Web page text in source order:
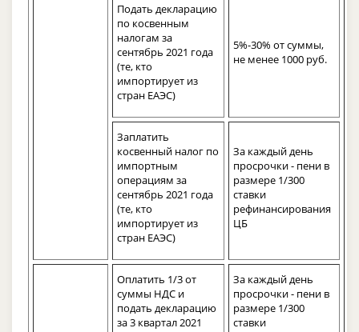
Подать декларацию
по косвенным
налогам за
сентябрь 2021 года
(те, кто
импортирует из
стран ЕАЭС)
5%-30% от суммы,
не менее 1000 руб.
Заплатить
косвенный налог по
импортным
операциям за
сентябрь 2021 года
(те, кто
импортирует из
стран ЕАЭС)
За каждый день
просрочки - пени в
размере 1/300
ставки
рефинансирования
ЦБ
Оплатить 1/3 от
суммы НДС и
подать декларацию
за 3 квартал 2021
За каждый день
просрочки - пени в
размере 1/300
ставки